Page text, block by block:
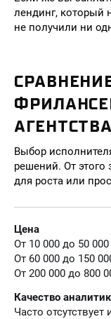
лендинг, который
не получили ни
АГЕНТСТВА
Выбор
решений. От этого
для роста или
Цена
От 10 000 до 50
От 60 000 до 150
От 200 000 до 800
Качество
Часто